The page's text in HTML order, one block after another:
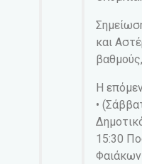
και
Η
•
15:30
Φαιάκων